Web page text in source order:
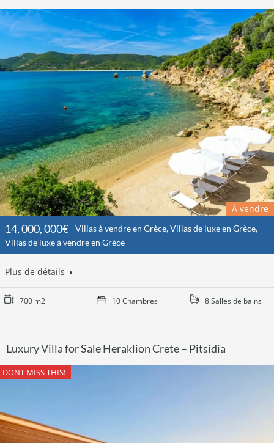
À vendre
14, 000, 000€
Villas à vendre en Grèce, Villas de luxe en Grèce,
Villas de luxe à vendre en Grèce
Plus de détails
700 m2 10 Chambres 8 Salles de bains
Luxury Villa for Sale Heraklion Crete – Pitsidia
DONT MISS THIS!